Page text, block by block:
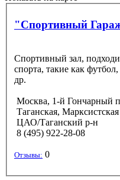
"Спортивный
Спортивный зал,
спорта, такие как
др.
Москва, 1-й Гончарный
Таганская, Марксистская
ЦАО/Таганский р-н
8 (495) 922-28-08
Отзывы: 0